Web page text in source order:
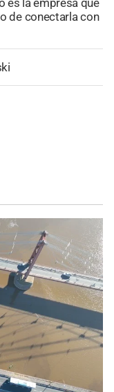
es la empresa que
de conectarla con